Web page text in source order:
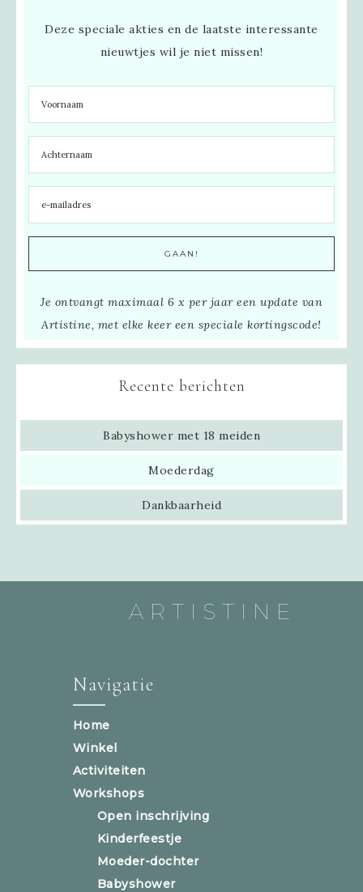
Deze speciale akties en de laatste interessante
nieuwtjes wil je niet missen!
Je ontvangt maximaal 6 x per jaar een update van
Artistine, met elke keer een speciale kortingscode!
Recente berichten
Babyshower met 18 meiden
Moederdag
Dankbaarheid
ARTISTINE
Navigatie
Home
Winkel
Activiteiten
Workshops
Open inschrijving
Kinderfeestje
Moeder-dochter
Babyshower